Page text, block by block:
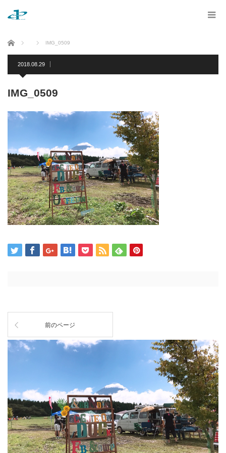
ホーム IMG_0509
2018.08.29
IMG_0509
前のページ